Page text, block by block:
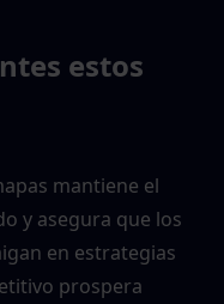
estos
mantiene el
y asegura que los
en estrategias
prospera